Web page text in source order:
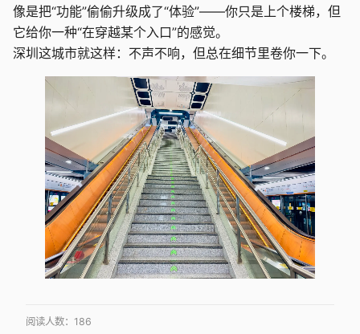
像是把“功能”偷偷升级成了“体验”——你只是上个楼梯，但
它给你一种“在穿越某个入口”的感觉。
深圳这城市就这样：不声不响，但总在细节里卷你一下。
阅读人数： 186